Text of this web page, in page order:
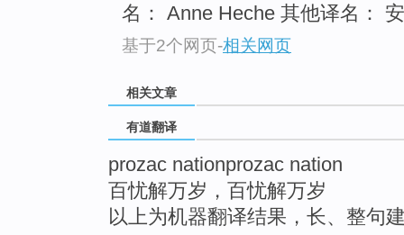
名： Anne Heche 其他译名：
基于2个网页-相关网页
相关文章
有道翻译
prozac nationprozac nation
百忧解万岁，百忧解万岁
以上为机器翻译结果，长、整句